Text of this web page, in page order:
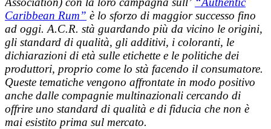
Caribbean Rum” è lo sforzo di maggior successo fino
ad oggi. A.C.R. stà guardando più da vicino le origini,
gli standard di qualità, gli additivi, i coloranti, le
dichiarazioni di età sulle etichette e le politiche dei
produttori, proprio come lo stà facendo il consumatore.
Queste tematiche vengono affrontate in modo positivo
anche dalle compagnie multinazionali cercando di
offrire uno standard di qualità e di fiducia che non è
mai esistito prima sul mercato.